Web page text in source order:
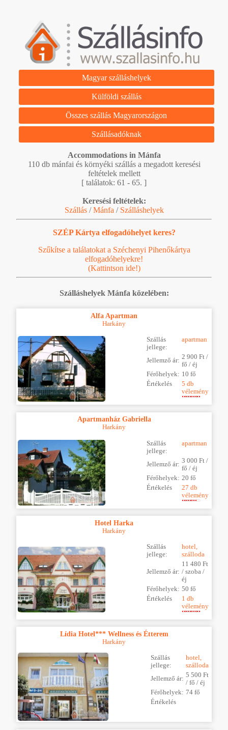
Magyar szálláshelyek
Külföldi szállás
Összes szállás Magyarországon
Szállásadóknak
Accommodations in Mánfa
110 db mánfai és környéki szállás a megadott keresési
feltételek mellett
[ találatok: 61 - 65. ]
Keresési feltételek:
Szállás/Mánfa / Szálláshelyek
SZÉP Kártya elfogadóhelyet keres?
Szűkítse a találatokat a Széchenyi Pihenőkártya
elfogadóhelyekre!
(Kattintson ide!)
Szálláshelyek Mánfa közelében:
Alfa Apartman
Harkány
Szállás
jellege:
apartman
Jellemző ár: 2 900 Ft /
fő / éj
Férőhelyek: 10 fő
Értékelés
5 db
vélemény
Apartmanház Gabriella
Harkány
Szállás
jellege:
apartman
Jellemző ár: 3 000 Ft /
fő / éj
Férőhelyek: 20 fő
Értékelés
27 db
vélemény
Hotel Harka
Harkány
Szállás
jellege:
hotel,
szálloda
Jellemző ár:
11 480 Ft
/ szoba /
éj
Férőhelyek: 50 fő
Értékelés
1 db
vélemény
Lídia Hotel*** Wellness és Étterem
Harkány
Szállás
jellege:
hotel,
szálloda
Jellemző ár: 5 500 Ft
/ fő / éj
Férőhelyek: 74 fő
Értékelés